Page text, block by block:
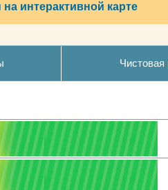
интерактивной карте
Чистовая